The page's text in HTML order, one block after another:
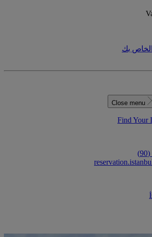
بك
Close menu
Find Your